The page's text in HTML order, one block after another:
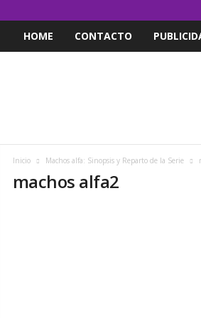
HOME CONTACTO
Inicio Machos alfa: Sinopsis y Reparto de la Serie
machos alfa2